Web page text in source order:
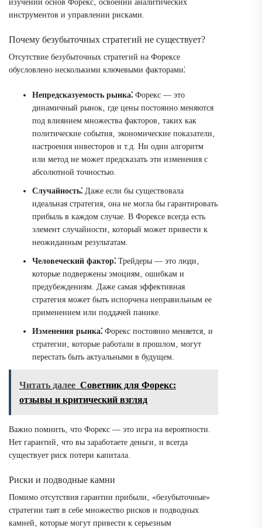
изучении основ Форекс‚ освоении аналитических
инструментов и управлении рисками.
Почему безубыточных стратегий не существует?
Отсутствие безубыточных стратегий на Форексе
обусловлено несколькими ключевыми факторами⁚
Непредсказуемость рынка⁚ Форекс ― это
динамичный рынок‚ где цены постоянно меняются
под влиянием множества факторов‚ таких как
политические события‚ экономические показатели‚
настроения инвесторов и т.д. Ни один алгоритм
или метод не может предсказать эти изменения с
абсолютной точностью.
Случайность⁚ Даже если бы существовала
идеальная стратегия‚ она не могла бы гарантировать
прибыль в каждом случае. В Форексе всегда есть
элемент случайности‚ который может привести к
неожиданным результатам.
Человеческий фактор⁚ Трейдеры ― это люди‚
которые подвержены эмоциям‚ ошибкам и
предубеждениям. Даже самая эффективная
стратегия может быть испорчена неправильным ее
применением или поддачей панике.
Изменения рынка⁚ Форекс постоянно меняется‚ и
стратегии‚ которые работали в прошлом‚ могут
перестать быть актуальными в будущем.
Читать далее Советник для Форекс:
отзывы и критический взгляд
Важно помнить‚ что Форекс ― это игра на вероятности.
Нет гарантий‚ что вы заработаете деньги‚ и всегда
существует риск потери капитала.
Риски и подводные камни
Помимо отсутствия гарантии прибыли‚ «безубыточные»
стратегии таят в себе множество рисков и подводных
камней‚ которые могут привести к серьезным